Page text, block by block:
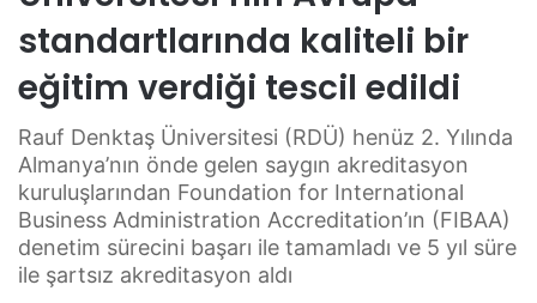
standartlarında kaliteli bir
eğitim verdiği tescil edildi
Rauf Denktaş Üniversitesi (RDÜ) henüz 2. Yılında
Almanya’nın önde gelen saygın akreditasyon
kuruluşlarından Foundation for International
Business Administration Accreditation’ın (FIBAA)
denetim sürecini başarı ile tamamladı ve 5 yıl süre
ile şartsız akreditasyon aldı